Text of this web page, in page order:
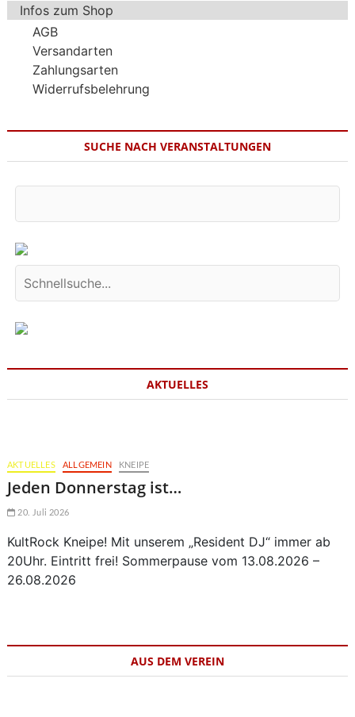
Infos zum Shop
AGB
Versandarten
Zahlungsarten
Widerrufsbelehrung
SUCHE NACH VERANSTALTUNGEN
AKTUELLES
AKTUELLES ALLGEMEIN KNEIPE
Jeden Donnerstag ist…
20. Juli 2026
KultRock Kneipe! Mit unserem „Resident DJ“ immer ab
20Uhr. Eintritt frei! Sommerpause vom 13.08.2026 –
26.08.2026
AUS DEM VEREIN